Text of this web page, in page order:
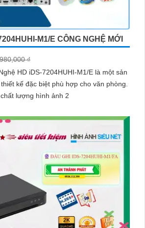
M1/E CÔNG NGHỆ MỚI
₫
HD iDS-7204HUHI-M1/E là một sản
kế đặc biệt phù hợp cho văn phòng.
lượng hình ảnh 2